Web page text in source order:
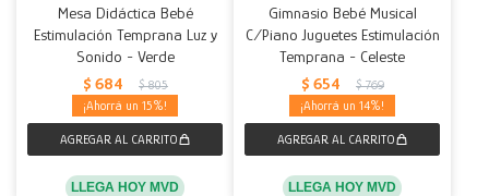
Mesa Didáctica Bebé
Estimulación Temprana Luz y
Sonido - Verde
$ 684 $ 805
15
LLEGA HOY MVD
Gimnasio Bebé Musical
C/Piano Juguetes Estimulación
Temprana - Celeste
$ 654 $ 769
14
LLEGA HOY MVD